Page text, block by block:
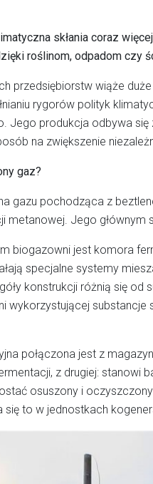
skłania coraz
roślinom, odpadom czy
przedsiębiorstw wiąże
rygorów polityk
Jego produkcja odbywa
na zwiększenie
gaz?
gazu pochodząca z
metanowej. Jego głównym
biogazowni jest komora
specjalne systemy
konstrukcji różnią się od
wykorzystującej substancje
połączona jest z
z drugiej: stanowi
osuszony i
się to w jednostkach